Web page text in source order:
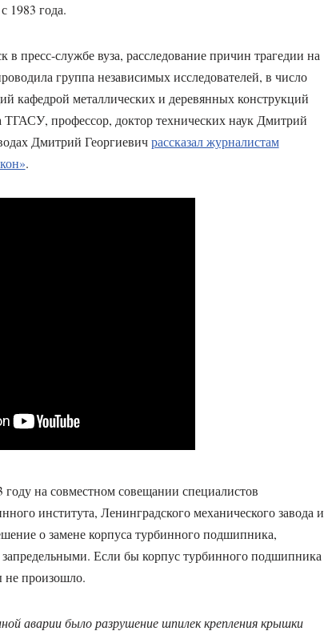
1983 года.
пресс-службе вуза, расследование причин трагедии на
группа независимых исследователей, в число
кафедрой металлических и деревянных конструкций
ТГАСУ, профессор, доктор технических наук Дмитрий
Дмитрий Георгиевичрассказал журналистам
.
на совместном совещании специалистов
института, Ленинградского механического завода и
о замене корпуса турбинного подшипника,
запредельными. Если бы корпус турбинного подшипника
не произошло.
аварии было разрушение шпилек крепления крышки